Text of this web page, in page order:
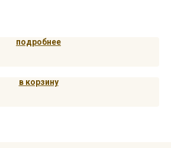
подробнее
в корзину